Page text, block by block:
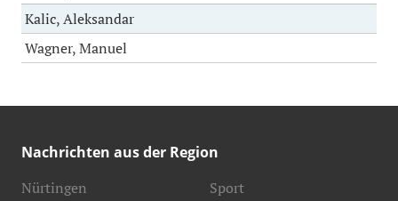
Kalic, Aleksandar
Wagner, Manuel
Nachrichten aus der Region
Nürtingen
Sport